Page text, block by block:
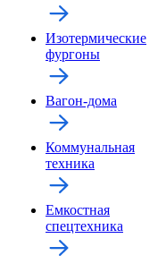
Изотермические
фургоны
Вагон-дома
Коммунальная
техника
Емкостная
спецтехника